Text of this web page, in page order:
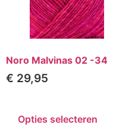
Noro Malvinas 02 -34
€ 29,95
Opties selecteren